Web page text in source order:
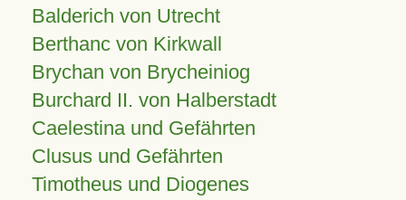
Balderich von Utrecht
Berthanc von Kirkwall
Brychan von Brycheiniog
Burchard II. von Halberstadt
Caelestina und Gefährten
Clusus und Gefährten
Timotheus und Diogenes